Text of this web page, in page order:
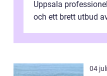
Uppsala
och ett brett utbud
04